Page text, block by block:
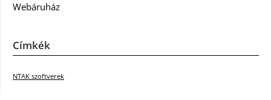
Webáruház
Címkék
NTAK szoftverek